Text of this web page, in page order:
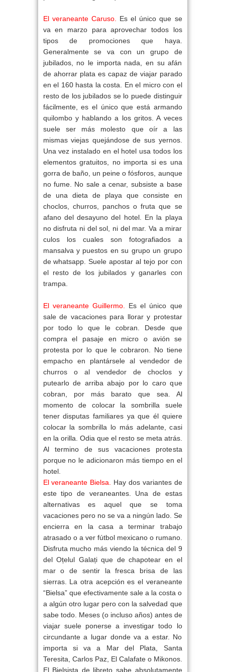
El veraneante Caruso. Es el único que se
va en marzo para aprovechar todos los
tipos de promociones que haya.
Generalmente se va con un grupo de
jubilados, no le importa nada, en su afán
de ahorrar plata es capaz de viajar parado
en el 160 hasta la costa. En el micro con el
resto de los jubilados se lo puede distinguir
fácilmente, es el único que está armando
quilombo y hablando a los gritos. A veces
suele ser más molesto que oír a las
mismas viejas quejándose de sus yernos.
Una vez instalado en el hotel usa todos los
elementos gratuitos, no importa si es una
gorra de baño, un peine o fósforos, aunque
no fume. No sale a cenar, subsiste a base
de una dieta de playa que consiste en
choclos, churros, panchos o fruta que se
afano del desayuno del hotel. En la playa
no disfruta ni del sol, ni del mar. Va a mirar
culos los cuales son fotografiados a
mansalva y puestos en su grupo un grupo
de whatsapp. Suele apostar al tejo por con
el resto de los jubilados y ganarles con
trampa.
El veraneante Guillermo. Es el único que
sale de vacaciones para llorar y protestar
por todo lo que le cobran. Desde que
compra el pasaje en micro o avión se
protesta por lo que le cobraron. No tiene
empacho en plantársele al vendedor de
churros o al vendedor de choclos y
putearlo de arriba abajo por lo caro que
cobran, por más barato que sea. Al
momento de colocar la sombrilla suele
tener disputas familiares ya que él quiere
colocar la sombrilla lo más adelante, casi
en la orilla. Odia que el resto se meta atrás.
Al termino de sus vacaciones protesta
porque no le adicionaron más tiempo en el
hotel.
El veraneante Bielsa. Hay dos variantes de
este tipo de veraneantes. Una de estas
alternativas es aquel que se toma
vacaciones pero no se va a ningún lado. Se
encierra en la casa a terminar trabajo
atrasado o a ver fútbol mexicano o rumano.
Disfruta mucho más viendo la técnica del 9
del Oțelul Galați que de chapotear en el
mar o de sentir la fresca brisa de las
sierras. La otra acepción es el veraneante
“Bielsa” que efectivamente sale a la costa o
a algún otro lugar pero con la salvedad que
sabe todo. Meses (o incluso años) antes de
viajar suele ponerse a investigar todo lo
circundante a lugar donde va a estar. No
importa si va a Mar del Plata, Santa
Teresita, Carlos Paz, El Calafate o Mikonos.
El Bielsista de libreto sabe absolutamente